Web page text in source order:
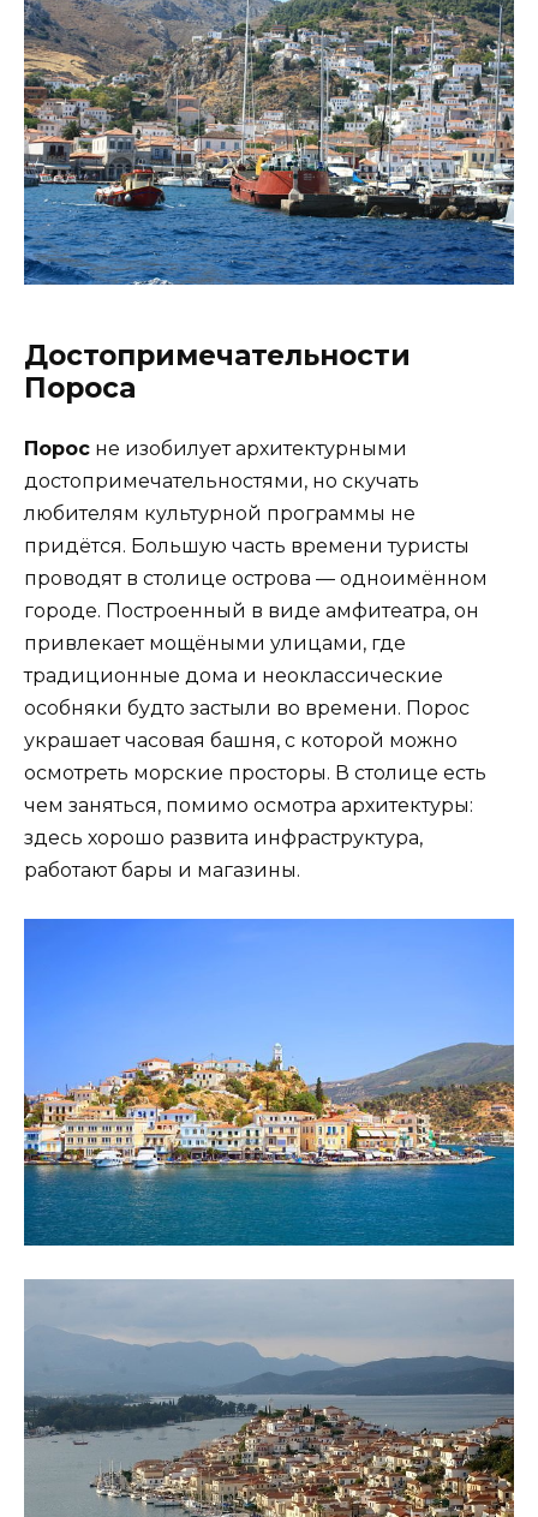
Достопримечательности
Пороса
Порос не изобилует архитектурными
достопримечательностями, но скучать
любителям культурной программы не
придётся. Большую часть времени туристы
проводят в столице острова — одноимённом
городе. Построенный в виде амфитеатра, он
привлекает мощёными улицами, где
традиционные дома и неоклассические
особняки будто застыли во времени. Порос
украшает часовая башня, с которой можно
осмотреть морские просторы. В столице есть
чем заняться, помимо осмотра архитектуры:
здесь хорошо развита инфраструктура,
работают бары и магазины.